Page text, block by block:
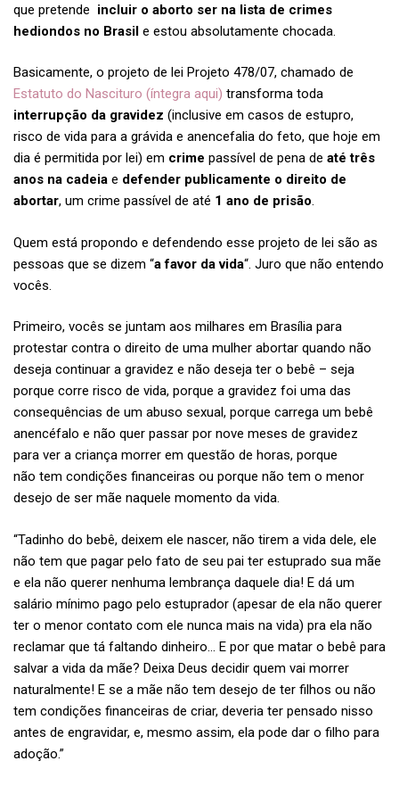
que pretende incluir o aborto ser na lista de crimes
hediondos no Brasil e estou absolutamente chocada.
Basicamente, o projeto de lei Projeto 478/07, chamado de
Estatuto do Nascituro (íntegra aqui) transforma toda
interrupção da gravidez (inclusive em casos de estupro,
risco de vida para a grávida e anencefalia do feto, que hoje em
dia é permitida por lei) em crime passível de pena de até três
anos na cadeia e defender publicamente o direito de
abortar, um crime passível de até 1 ano de prisão.
Quem está propondo e defendendo esse projeto de lei são as
pessoas que se dizem “a favor da vida“. Juro que não entendo
vocês.
Primeiro, vocês se juntam aos milhares em Brasília para
protestar contra o direito de uma mulher abortar quando não
deseja continuar a gravidez e não deseja ter o bebê – seja
porque corre risco de vida, porque a gravidez foi uma das
consequências de um abuso sexual, porque carrega um bebê
anencéfalo e não quer passar por nove meses de gravidez
para ver a criança morrer em questão de horas, porque
não tem condições financeiras ou porque não tem o menor
desejo de ser mãe naquele momento da vida.
“Tadinho do bebê, deixem ele nascer, não tirem a vida dele, ele
não tem que pagar pelo fato de seu pai ter estuprado sua mãe
e ela não querer nenhuma lembrança daquele dia! E dá um
salário mínimo pago pelo estuprador (apesar de ela não querer
ter o menor contato com ele nunca mais na vida) pra ela não
reclamar que tá faltando dinheiro… E por que matar o bebê para
salvar a vida da mãe? Deixa Deus decidir quem vai morrer
naturalmente! E se a mãe não tem desejo de ter filhos ou não
tem condições financeiras de criar, deveria ter pensado nisso
antes de engravidar, e, mesmo assim, ela pode dar o filho para
adoção.”